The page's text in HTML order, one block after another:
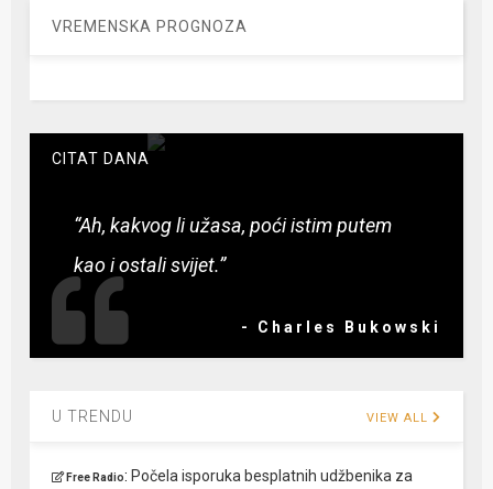
VREMENSKA PROGNOZA
CITAT DANA
“Ah, kakvog li užasa, poći istim putem
kao i ostali svijet.”
- Charles Bukowski
U TRENDU VIEW ALL
Free Radio: Počela isporuka besplatnih udžbenika za